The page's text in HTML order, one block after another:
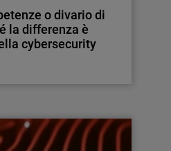
o divario di
la differenza è
cybersecurity